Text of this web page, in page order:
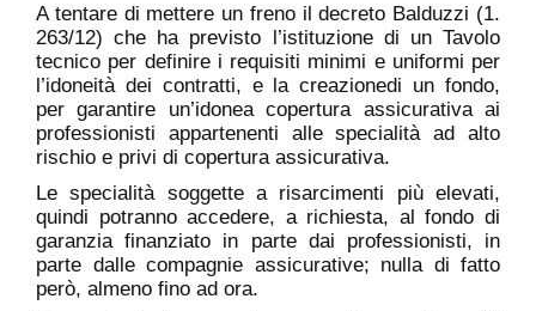
A tentare di mettere un freno il decreto Balduzzi (1.
263/12) che ha previsto l’istituzione di un Tavolo
tecnico per definire i requisiti minimi e uniformi per
l’idoneità dei contratti, e la creazionedi un fondo,
per garantire un’idonea copertura assicurativa ai
professionisti appartenenti alle specialità ad alto
rischio e privi di copertura assicurativa.
Le specialità soggette a risarcimenti più elevati,
quindi potranno accedere, a richiesta, al fondo di
garanzia finanziato in parte dai professionisti, in
parte dalle compagnie assicurative; nulla di fatto
però, almeno fino ad ora.